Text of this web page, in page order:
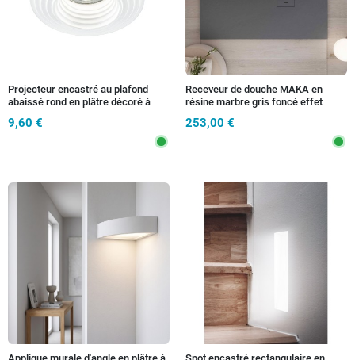
Projecteur encastré au plafond
abaissé rond en plâtre décoré à
9,60 €
Receveur de douche MAKA en
résine marbre gris foncé effet
253,00 €